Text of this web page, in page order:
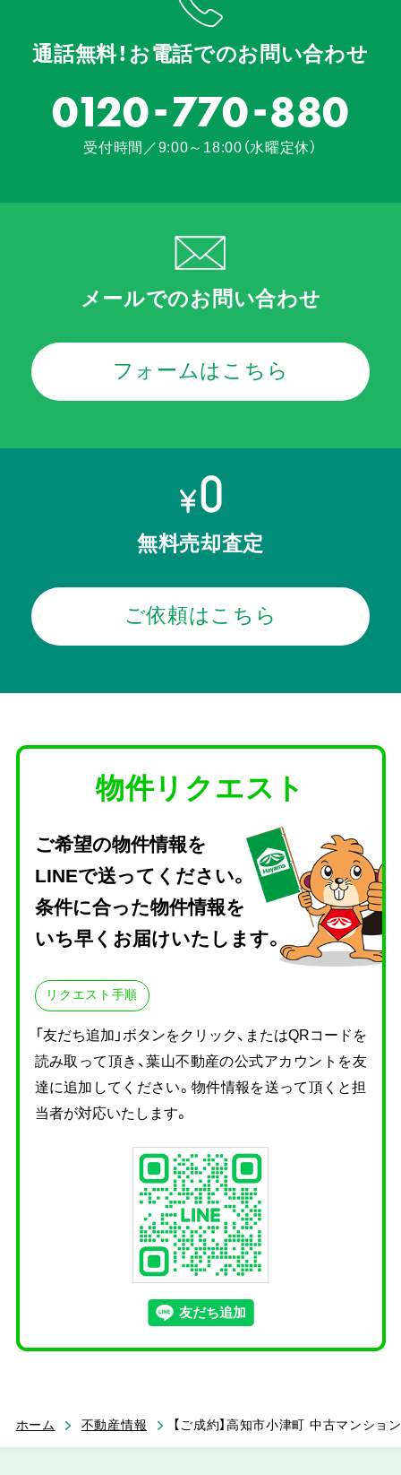
通話無料！お電話でのお問い合わせ
0120-770-880
受付時間／9:00～18:00（水曜定休）
メールでのお問い合わせ
フォームはこちら
無料売却査定
ご依頼はこちら
物件リクエスト
ご希望の物件情報を
LINEで送ってください。
条件に合った物件情報を
いち早くお届けいたします。
リクエスト手順
「友だち追加」ボタンをクリック、またはQRコードを
読み取って頂き、葉山不動産の公式アカウントを友
達に追加してください。物件情報を送って頂くと担
当者が対応いたします。
ホーム 不動産情報 【ご成約】高知市小津町 中古マンシ